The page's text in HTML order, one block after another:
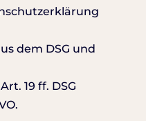
dem DSG und
19 ff. DSG